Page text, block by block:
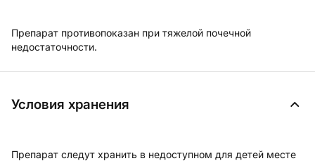
Препарат противопоказан при тяжелой почечной
недостаточности.
Условия хранения
Препарат следут хранить в недоступном для детей месте